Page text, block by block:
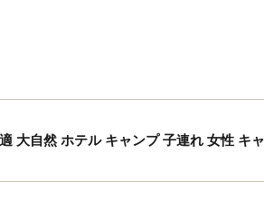
大自然 ホテル キャンプ 子連れ 女性 キャ